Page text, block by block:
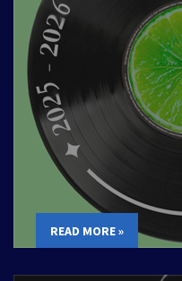
READ MORE »